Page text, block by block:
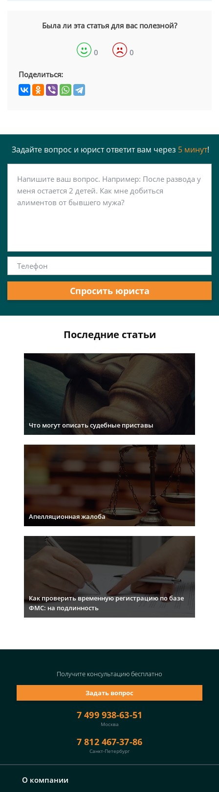
Была ли эта статья для вас полезной?
0 0
Поделиться:
Задайте вопрос и юрист ответит вам через 5 минут!
Спросить юриста
Последние статьи
Что могут описать судебные приставы
Апелляционная жалоба
Как проверить временную регистрацию по базе
ФМС: на подлинность
О компании
7 499 938-63-51
Москва
7 812 467-37-86
Санкт-Петербург
Задать вопрос
Получите консультациюбесплатно